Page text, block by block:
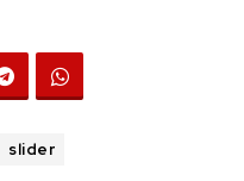
slider